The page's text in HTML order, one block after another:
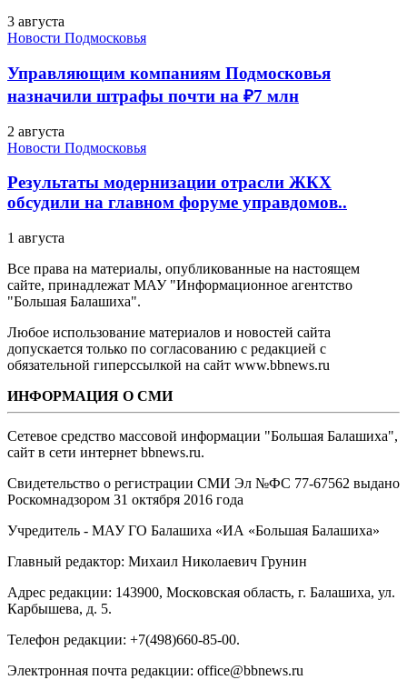
3 августа
Новости Подмосковья
Управляющим компаниям Подмосковья
назначили штрафы почти на ₽7 млн
2 августа
Новости Подмосковья
Результаты модернизации отрасли ЖКХ
обсудили на главном форуме управдомов..
1 августа
Все права на материалы, опубликованные на настоящем
сайте, принадлежат МАУ "Информационное агентство
"Большая Балашиха".
Любое использование материалов и новостей сайта
допускается только по согласованию с редакцией с
обязательной гиперссылкой на сайт www.bbnews.ru
ИНФОРМАЦИЯ О СМИ
Сетевое средство массовой информации "Большая Балашиха",
сайт в сети интернет bbnews.ru.
Свидетельство о регистрации СМИ Эл №ФС ‎77-67562 выдано
Роскомнадзором 31 октября 2016 года
Учредитель - МАУ ГО Балашиха «ИА «Большая Балашиха»
Главный редактор: Михаил Николаевич Грунин
Адрес редакции: 143900, Московская область, г. Балашиха, ул.
Карбышева, д. 5.
Телефон редакции: +7(498)660-85-00.
Электронная почта редакции: office@bbnews.ru